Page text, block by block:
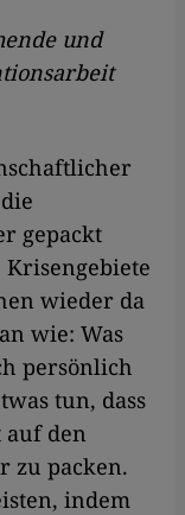
und
gepackt
wieder da
wie: Was
persönlich
tun, dass
auf den
zu packen.
indem